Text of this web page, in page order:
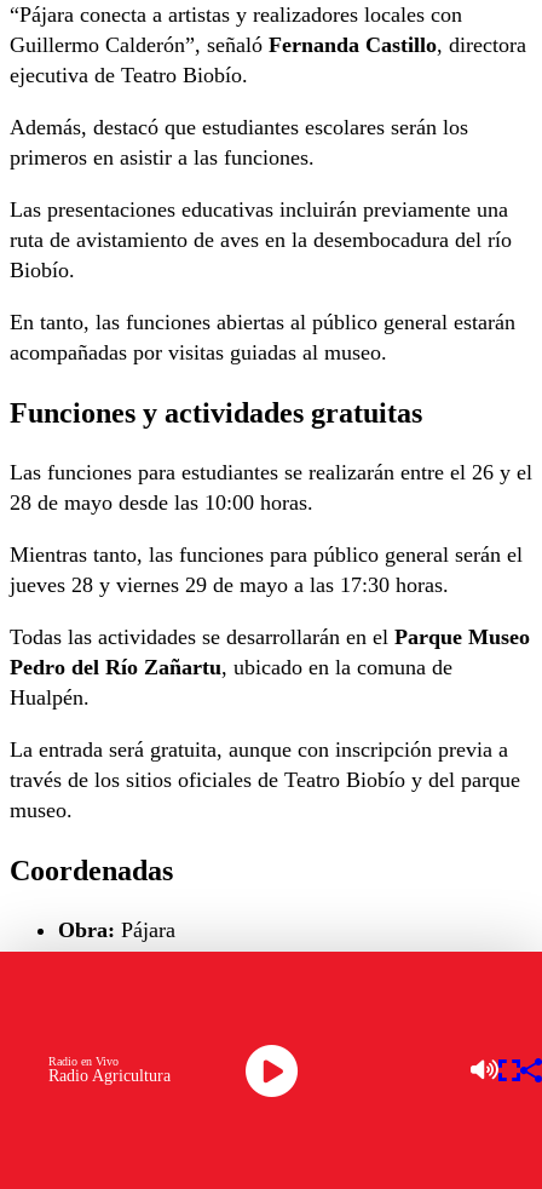
“Pájara conecta a artistas y realizadores locales con
Guillermo Calderón”, señaló Fernanda Castillo, directora
ejecutiva de Teatro Biobío.
Además, destacó que estudiantes escolares serán los
primeros en asistir a las funciones.
Las presentaciones educativas incluirán previamente una
ruta de avistamiento de aves en la desembocadura del río
Biobío.
En tanto, las funciones abiertas al público general estarán
acompañadas por visitas guiadas al museo.
Funciones y actividades gratuitas
Las funciones para estudiantes se realizarán entre el 26 y el
28 de mayo desde las 10:00 horas.
Mientras tanto, las funciones para público general serán el
jueves 28 y viernes 29 de mayo a las 17:30 horas.
Todas las actividades se desarrollarán en el Parque Museo
Pedro del Río Zañartu, ubicado en la comuna de
Hualpén.
La entrada será gratuita, aunque con inscripción previa a
través de los sitios oficiales de Teatro Biobío y del parque
museo.
Coordenadas
Obra: Pájara
Entrada:
Gratuita previa inscripción
Radio Agricultura
Radio en Vivo